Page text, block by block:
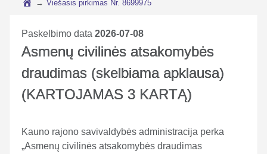
→ Viešasis pirkimas Nr. 8699975
Paskelbimo data 2026-07-08
Asmenų civilinės atsakomybės
draudimas (skelbiama apklausa)
(KARTOJAMAS 3 KARTĄ)
Kauno rajono savivaldybės administracija perka
„Asmenų civilinės atsakomybės draudimas